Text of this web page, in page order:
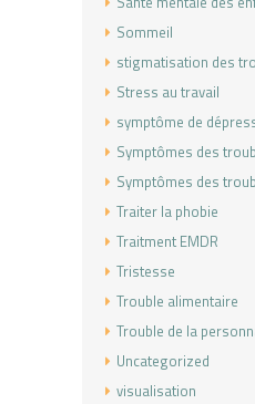
Sommeil
stigmatisation des
Stress au travail
symptôme de
Symptômes des
Symptômes des
Traiter la phobie
Traitment EMDR
Tristesse
Trouble alimentaire
Trouble de la
Uncategorized
visualisation